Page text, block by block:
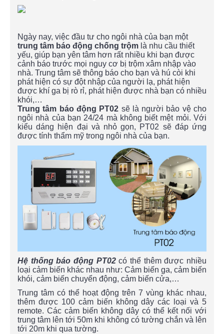
Ngày nay, việc đầu tư cho ngôi nhà của bạn một
trung tâm báo động chống trộm là nhu cầu thiết
yếu, giúp bạn yên tâm hơn rất nhiều khi bạn được
cảnh báo trước mọi nguy cơ bị trộm xâm nhập vào
nhà. Trung tâm sẽ thông báo cho bạn và hú còi khi
phát hiện có sự đột nhập của người lạ, phát hiện
được khí ga bị rò rỉ, phát hiện được nhà bạn có nhiều
khói,…
Trung tâm báo động PT02 sẽ là người bảo vệ cho
ngôi nhà của bạn 24/24 mà không biết mệt mỏi. Với
kiểu dáng hiện đại và nhỏ gọn, PT02 sẽ đáp ứng
được tính thẩm mỹ trong ngôi nhà của bạn.
Hệ thống báo động PT02có thể thêm được nhiều
loại cảm biến khác nhau như: Cảm biến ga, cảm biến
khói, cảm biến chuyển động, cảm biến cửa,…
Trung tâm có thể hoạt động trên 7 vùng khác nhau,
thêm được 100 cảm biến không dây các loại và 5
remote. Các cảm biến không dây có thể kết nối với
trung tâm lên tới 50m khi không có tường chắn và lên
tới 20m khi qua tường.